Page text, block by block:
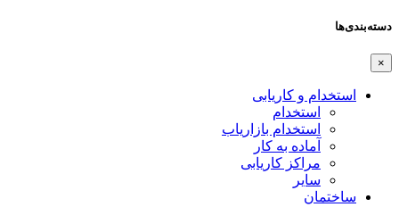
دسته‌بندی‌ها
×
استخدام و کاریابی
استخدام
استخدام بازاریاب
آماده به کار
مراکز کاریابی
سایر
ساختمان